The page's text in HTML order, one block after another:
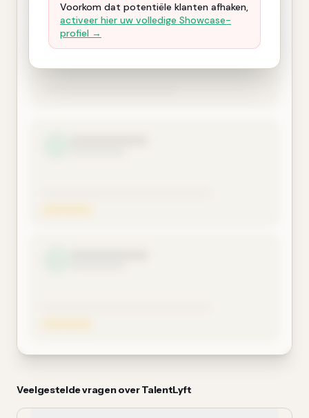
Voorkom dat potentiële klanten afhaken,
activeer hier uw volledige Showcase-
profiel →
Veelgestelde vragen overTalentLyft